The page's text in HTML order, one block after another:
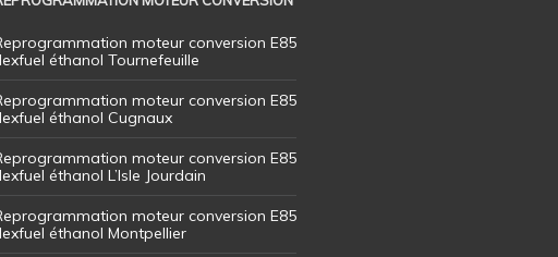
moteur conversion E85
éthanol Tournefeuille
moteur conversion E85
éthanol Cugnaux
moteur conversion E85
éthanol L’Isle Jourdain
moteur conversion E85
éthanol Montpellier